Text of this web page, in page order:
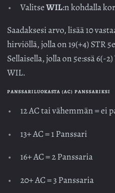
ValitseWIL:n kohdalla
Saadaksesi arvo, lisää 10
hirviöllä, jolla on 19(+4) STR
Sellaisella, jolla on 5e:ssä 6(-
WIL.
PANSSARILUOKASTA (AC) PANSSARIKSI
12 AC tai vähemmän = ei
13+ AC = 1 Panssari
16+ AC = 2 Panssaria
20+ AC = 3 Panssaria